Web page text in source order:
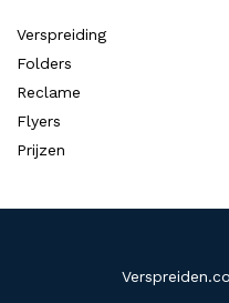
Verspreiding
Folders
Reclame
Flyers
Prijzen